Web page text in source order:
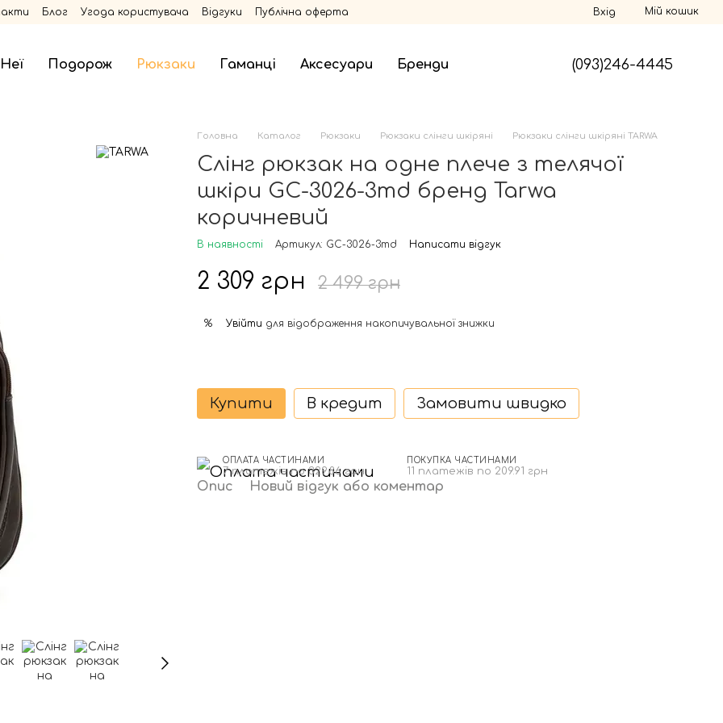
Блог Угода користувача Відгуки Публічна оферта Вхід Мій кошик
Подорож Рюкзаки Гаманці Аксесуари Бренди (093)246-4445
Головна Каталог Рюкзаки Рюкзаки слінги шкіряні Рюкзаки слінги шкіряні TARWA
Слінг рюкзак на одне плече з телячої
шкіри GC-3026-3md бренд Tarwa
коричневий
В наявності Артикул: GC-3026-3md Написати відгук
2 309 грн 2 499 грн
% Увійти для відображення накопичувальної знижки
Купити В кредит Замовити швидко
ОПЛАТА ЧАСТИНАМИ
7 платежів по 329.86 грн
ПОКУПКА ЧАСТИНАМИ
11 платежів по 209.91 грн
Опис Новий відгук або коментар